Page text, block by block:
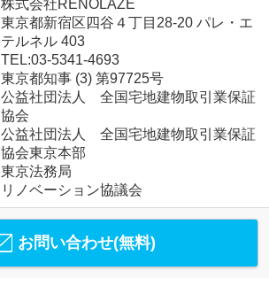
株式会社RENOLAZE
東京都新宿区四谷４丁目28-20 パレ・エ
テルネル 403
TEL:03-5341-4693
東京都知事 (3) 第97725号
公益社団法人 全国宅地建物取引業保証
協会
公益社団法人 全国宅地建物取引業保証
協会東京本部
東京法務局
リノベーション協議会
お問い合わせ(無料)